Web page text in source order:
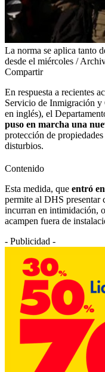
La norma se aplica tanto
desde el miércoles /
Compartir
En respuesta a recientes
Servicio de Inmigración y
en inglés), el
puso en marcha una
protección de
disturbios.
Contenido
Esta medida, que entró
permite al DHS presentar
incurran en intimidación,
acampen fuera de
- Publicidad -